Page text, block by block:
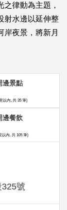
律動為主題，
射水邊以延伸整
岸夜景，將新月
號
邊景點
以內, 共 35 筆)
邊餐飲
以內, 共 105 筆)